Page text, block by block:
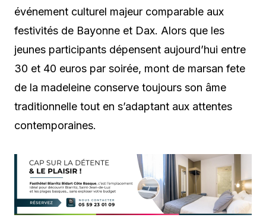
événement culturel majeur comparable aux
festivités de Bayonne et Dax. Alors que les
jeunes participants dépensent aujourd’hui entre
30 et 40 euros par soirée, mont de marsan fete
de la madeleine conserve toujours son âme
traditionnelle tout en s’adaptant aux attentes
contemporaines.